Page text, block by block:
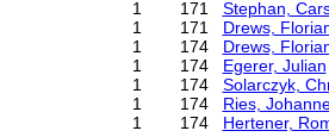
1
171
Stephan,
1
171
Drews,
1
174
Drews,
1
174
Egerer, Julian
1
174
Solarczyk,
1
174
Ries,
1
174 Hertener,